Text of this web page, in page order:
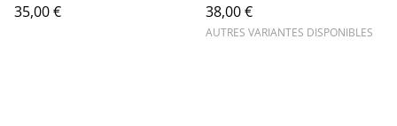
35,00 € 38,00 €
AUTRES VARIANTES DISPONIBLES